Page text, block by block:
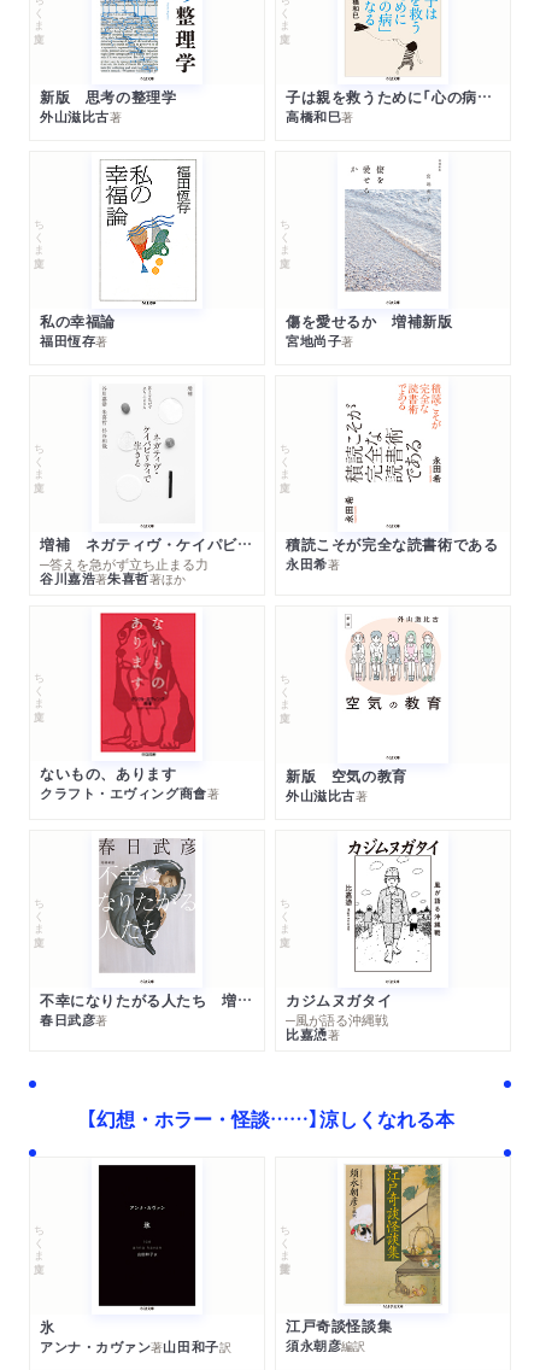
新版 思考の整理学
外山滋比古著
子は親を救うために「心の病」になる
高橋和巳著
ちくま文庫
私の幸福論
福田恆存著
ちくま文庫
傷を愛せるか 増補新版
宮地尚子著
ちくま文庫
増補 ネガティヴ・ケイパビリティで生きる
─答えを急がず立ち止まる力
谷川嘉浩著朱喜哲著ほか
ちくま文庫
積読こそが完全な読書術である
永田希著
ちくま文庫
ないもの、あります
クラフト・エヴィング商會著
ちくま文庫
新版 空気の教育
外山滋比古著
ちくま文庫
不幸になりたがる人たち 増補新版
春日武彦著
ちくま文庫
カジムヌガタイ
─風が語る沖縄戦
比嘉慂著
【幻想・ホラー・怪談……】涼しくなれる本
ちくま文庫
氷
アンナ・カヴァン著山田和子訳
ちくま学芸文庫
江戸奇談怪談集
須永朝彦編訳